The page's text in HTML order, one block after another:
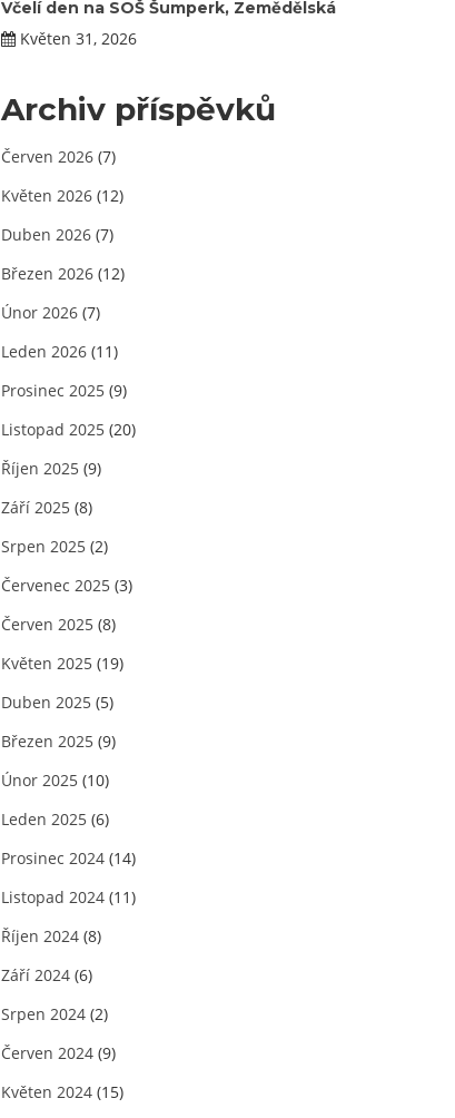
Včelí den na SOŠ Šumperk, Zemědělská
Květen 31, 2026
Archiv příspěvků
Červen 2026 (7)
Květen 2026 (12)
Duben 2026 (7)
Březen 2026 (12)
Únor 2026 (7)
Leden 2026 (11)
Prosinec 2025 (9)
Listopad 2025 (20)
Říjen 2025 (9)
Září 2025 (8)
Srpen 2025 (2)
Červenec 2025 (3)
Červen 2025 (8)
Květen 2025 (19)
Duben 2025 (5)
Březen 2025 (9)
Únor 2025 (10)
Leden 2025 (6)
Prosinec 2024 (14)
Listopad 2024 (11)
Říjen 2024 (8)
Září 2024 (6)
Srpen 2024 (2)
Červen 2024 (9)
Květen 2024 (15)